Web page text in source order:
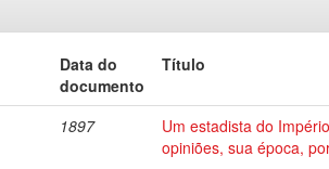
Data do
documento
Título
1897
Um estadista do
opiniões, sua época,